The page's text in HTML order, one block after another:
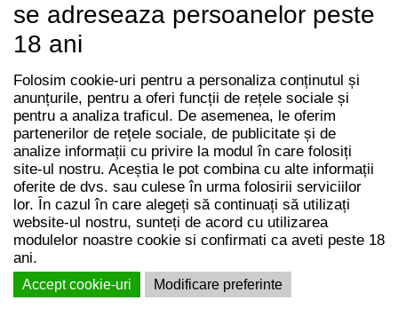
1 vin roșu / 1 pate măsline / 1 sos romesco / 1 roșii uscate / 1
set dulceaâă / 1 cutie cadou
se adreseaza persoanelor peste
18 ani
Folosim cookie-uri pentru a personaliza conținutul și
anunțurile, pentru a oferi funcții de rețele sociale și
pentru a analiza traficul. De asemenea, le oferim
partenerilor de rețele sociale, de publicitate și de
analize informații cu privire la modul în care folosiți
site-ul nostru. Aceștia le pot combina cu alte informații
oferite de dvs. sau culese în urma folosirii serviciilor
lor. În cazul în care alegeți să continuați să utilizați
website-ul nostru, sunteți de acord cu utilizarea
modulelor noastre cookie si confirmati ca aveti peste 18
ani.
Accept cookie-uri Modificare preferinte